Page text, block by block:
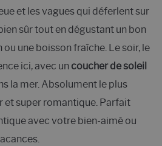
et les vagues qui déferlent sur
sûr tout en dégustant un bon
une boisson fraîche. Le soir, le
ici, avec un coucher de soleil
la mer. Absolument le plus
et super romantique. Parfait
avec votre bien-aimé ou